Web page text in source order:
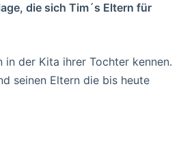
die sich Tim´s Eltern für
in der Kita ihrer Tochter kennen.
seinen Eltern die bis heute